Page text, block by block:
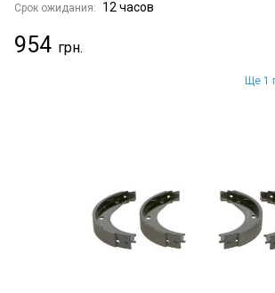
Срок ожидания: 12 часов
954
Ще 1